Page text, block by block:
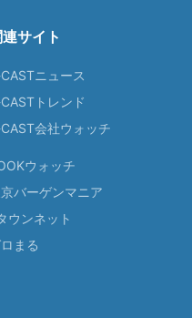
連サイト
ニュース
トレンド
会社ウォッチ
ウォッチ
バーゲンマニア
ウンネット
まる